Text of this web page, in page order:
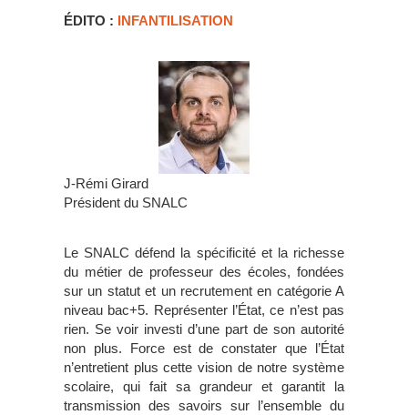
ÉDITO : INFANTILISATION
J-Rémi Girard
Président du SNALC
Le SNALC défend la spécificité et la richesse
du métier de professeur des écoles, fondées
sur un statut et un recrutement en catégorie A
niveau bac+5. Représenter l’État, ce n’est pas
rien. Se voir investi d’une part de son autorité
non plus. Force est de constater que l’État
n’entretient plus cette vision de notre système
scolaire, qui fait sa grandeur et garantit la
transmission des savoirs sur l’ensemble du